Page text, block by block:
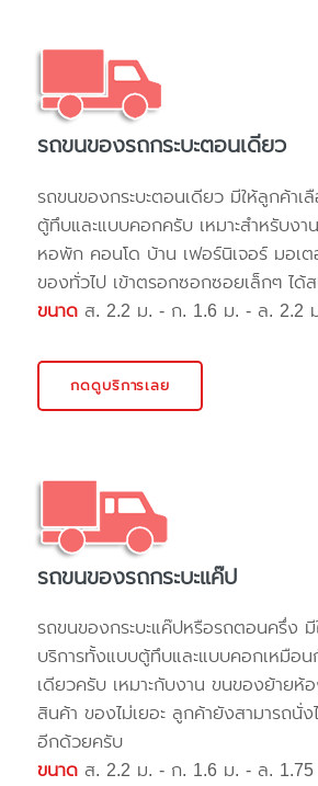
รถขนของรถกระบะตอนเดียว
รถขนของกระบะตอนเดียว มีให้ลูกค้าเ
ตู้ทึบและแบบคอกครับ เหมาะสำหรับง
หอพัก คอนโด บ้าน เฟอร์นิเจอร์ มอเ
ของทั่วไป เข้าตรอกซอกซอยเล็กๆ ได้
ขนาด ส. 2.2 ม. - ก. 1.6 ม. - ล. 2.2
กดดูบริการเลย
รถขนของรถกระบะแค๊ป
รถขนของกระบะแค๊ปหรือรถตอนครึ่ง มี
บริการทั้งแบบตู้ทึบและแบบคอกเหมือน
เดียวครับ เหมาะกับงาน ขนของย้าย
สินค้า ของไม่เยอะ ลูกค้ายังสามารถนั่
อีกด้วยครับ
ขนาด ส. 2.2 ม. - ก. 1.6 ม. - ล.